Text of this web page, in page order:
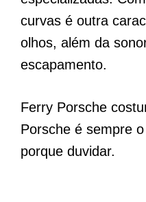
curvas é outra
olhos, além da
escapamento.
Ferry Porsche
Porsche é sempre
porque duvidar.